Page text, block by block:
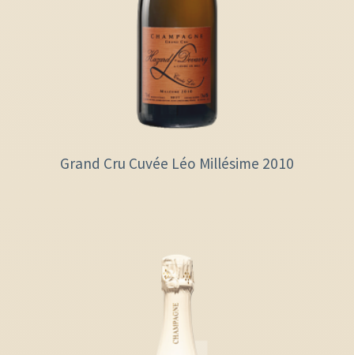
Grand Cru Cuvée Léo Millésime 2010